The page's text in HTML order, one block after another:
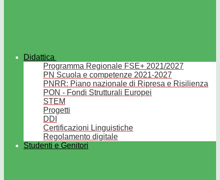
Didattica
Programma Regionale FSE+ 2021/2027
PN Scuola e competenze 2021-2027
PNRR: Piano nazionale di Ripresa e Risilienza
PON - Fondi Strutturali Europei
STEM
Progetti
DDI
Certificazioni Linguistiche
Regolamento digitale
Studenti e Genitori